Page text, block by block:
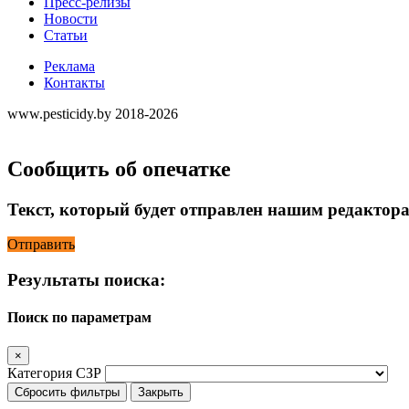
Новости
Статьи
Реклама
Контакты
www.pesticidy.by 2018-2026
Сообщить об опечатке
Текст, который будет отправлен нашим
Отправить
Результаты поиска:
Поиск по параметрам
×
Категория СЗР
Сбросить фильтры Закрыть